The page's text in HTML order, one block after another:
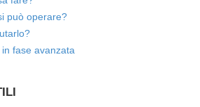
può operare?
fase avanzata